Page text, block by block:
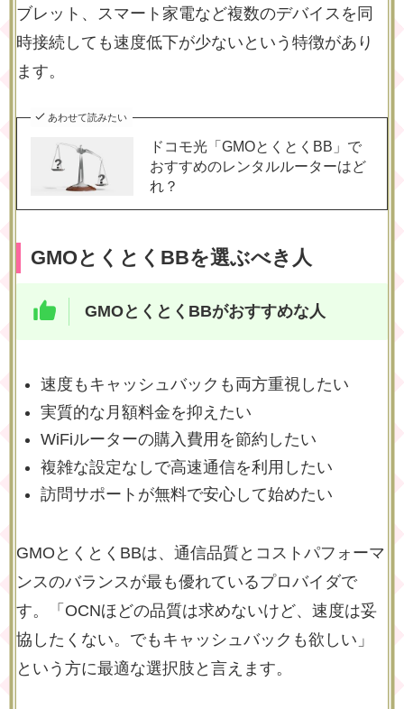
ブレット、スマート家電など複数のデバイスを同
時接続しても速度低下が少ないという特徴があり
ます。
あわせて読みたい
ドコモ光「GMOとくとくBB」で
おすすめのレンタルルーターはど
れ？
GMOとくとくBBを選ぶべき人
GMOとくとくBBがおすすめな人
速度もキャッシュバックも両方重視したい
実質的な月額料金を抑えたい
WiFiルーターの購入費用を節約したい
複雑な設定なしで高速通信を利用したい
訪問サポートが無料で安心して始めたい
GMOとくとくBBは、通信品質とコストパフォーマ
ンスのバランスが最も優れているプロバイダで
す。
「OCNほどの品質は求めないけど、速度は妥
協したくない。でもキャッシュバックも欲しい」
という方に最適な選択肢と言えます。